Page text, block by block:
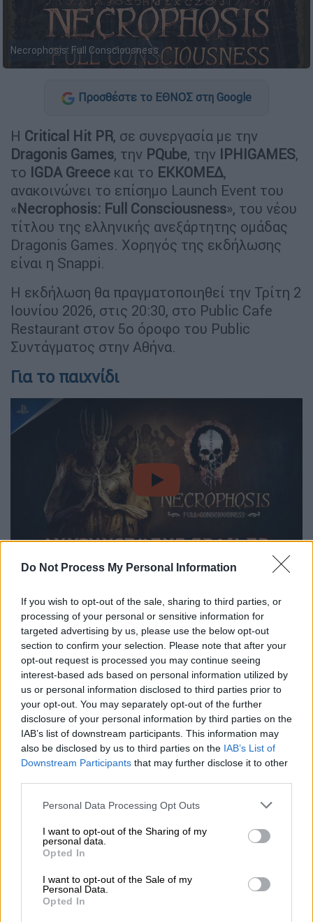
Do Not Process My Personal Information
If you wish to opt-out of the sale, sharing to third parties, or
processing of your personal or sensitive information for
targeted advertising by us, please use the below opt-out
section to confirm your selection. Please note that after your
opt-out request is processed you may continue seeing
interest-based ads based on personal information utilized by
us or personal information disclosed to third parties prior to
your opt-out. You may separately opt-out of the further
disclosure of your personal information by third parties on the
IAB’s list of downstream participants. This information may
also be disclosed by us to third parties on the IAB’s List of
Downstream Participants that may further disclose it to other
Please note that this website/app uses one or more Google
not limited to your visit or usage behaviour. You may click to
grant or deny consent to Google and its third-party tags to
use your data for below specified purposes in below Google
consent section.
Personal Data Processing Opt Outs
I want to opt-out of the Sharing of my
personal data.
Opted In
I want to opt-out of the Sale of my
Personal Data.
Opted In
Necrophosis: Full Consciousness
Προσθέστε το ΕΘΝΟΣ στη Google
Η Critical Hit PR, σε συνεργασία με την
Dragonis Games, την PQube, την IPHIGAMES,
το IGDA Greece και το ΕΚΚΟΜΕΔ,
ανακοινώνει το επίσημο Launch Event του
«Necrophosis: Full Consciousness», του νέου
τίτλου της ελληνικής ανεξάρτητης ομάδας
Dragonis Games. Χορηγός της εκδήλωσης
είναι η Snappi.
Η εκδήλωση θα πραγματοποιηθεί την Τρίτη 2
Ιουνίου 2026, στις 20:30, στο Public Cafe
Restaurant στον 5ο όροφο του Public
Συντάγματος στην Αθήνα.
Για το παιχνίδι
video
έναfirst-person horrorπαιχνίδι εμπνευσμένο
από την Lovecraftian αισθητική και το
σουρεαλιστικό έργο του Zdzislaw Beksinski.
Κυκλοφορεί στις28 Μαΐου 2026σε
PlayStation 5καιXbox Series X|S, ενώ
παράλληλα κυκλοφορεί και το DLC
Subconsciousnessστο Steam.
Η φυσική έκδοση για PlayStation 5, σε
συνεργασία με την PQube, περιλαμβάνει και
τοThe Shore, τον πρώτο τίτλο της Dragonis
Games.
Για την εκδήλωση
Το Launch Event αποτελεί την πρώτη
επίσημη εκδήλωση κυκλοφορίας ελληνικού
παιχνιδιού σε κονσόλες στη χώρα. Οι